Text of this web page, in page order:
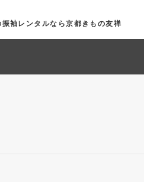
袖レンタルなら京都きもの友禅